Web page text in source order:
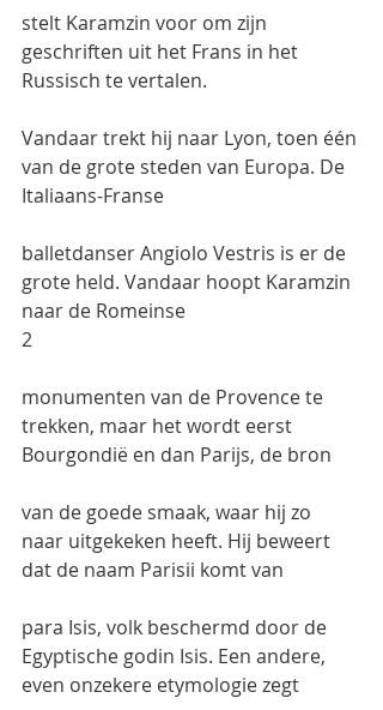
stelt Karamzin voor om zijn
geschriften uit het Frans in het
Russisch te vertalen.
Vandaar trekt hij naar Lyon, toen één
van de grote steden van Europa. De
Italiaans-Franse
balletdanser Angiolo Vestris is er de
grote held. Vandaar hoopt Karamzin
naar de Romeinse
2
monumenten van de Provence te
trekken, maar het wordt eerst
Bourgondië en dan Parijs, de bron
van de goede smaak, waar hij zo
naar uitgekeken heeft. Hij beweert
dat de naam Parisii komt van
para Isis, volk beschermd door de
Egyptische godin Isis. Een andere,
even onzekere etymologie zegt